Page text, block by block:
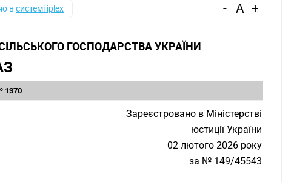
всистемі iplex - A +
ГОСПОДАРСТВА УКРАЇНИ
1370
Зареєстровано в Міністерстві
юстиції України
02 лютого 2026 року
за № 149/45543